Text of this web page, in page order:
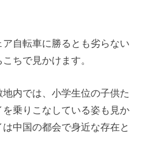
自転車に勝るとも劣らない
ちで見かけます。
内では、小学生位の子供た
乗りこなしている姿も見か
中国の都会で身近な存在と